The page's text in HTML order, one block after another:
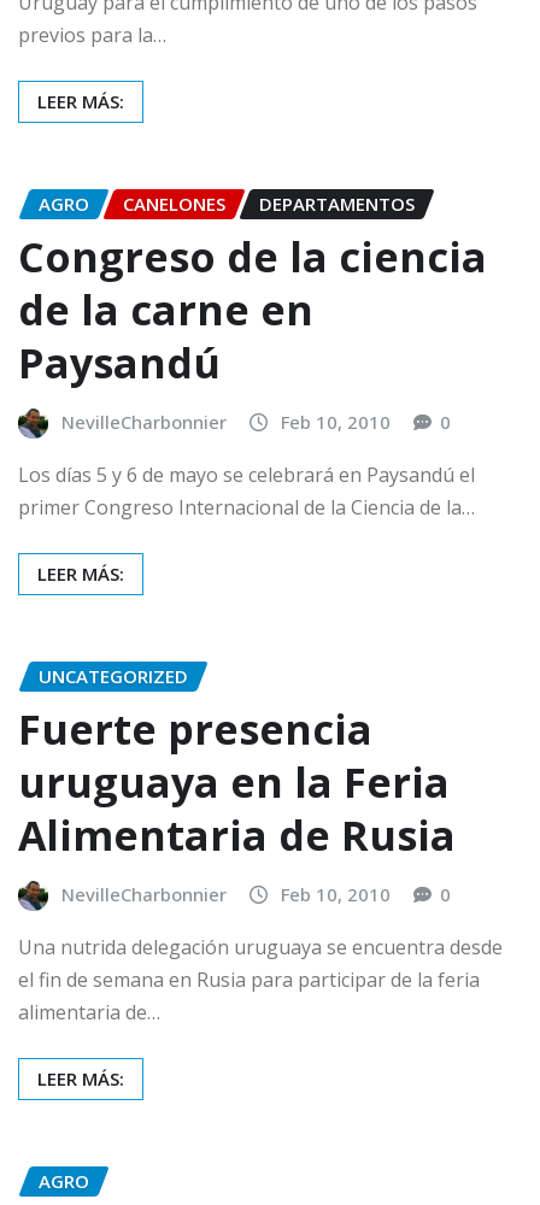
previos para la…
LEER MÁS:
AGRO CANELONES DEPARTAMENTOS
Congreso de la ciencia
de la carne en
Paysandú
NevilleCharbonnier Feb 10, 2010 0
Los días 5 y 6 de mayo se celebrará en Paysandú el
primer Congreso Internacional de la Ciencia de la…
LEER MÁS:
UNCATEGORIZED
Fuerte presencia
uruguaya en la Feria
Alimentaria de Rusia
NevilleCharbonnier Feb 10, 2010 0
Una nutrida delegación uruguaya se encuentra desde
el fin de semana en Rusia para participar de la feria
alimentaria de…
LEER MÁS:
AGRO